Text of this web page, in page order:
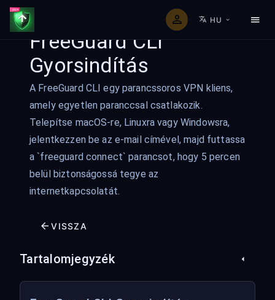
HU
FreeGuard CLI
Gyorsindítás
A FreeGuard CLI egy parancssoros VPN kliens,
amely egyetlen paranccsal csatlakozik.
Telepítse macOS-re, Linuxra vagy Windowsra,
jelentkezzen be az e-mail címével, majd futtassa
a `freeguard connect` parancsot, hogy 5 percen
belül biztonságossá tegye az
internetkapcsolatát.
VISSZA
Tartalomjegyzék